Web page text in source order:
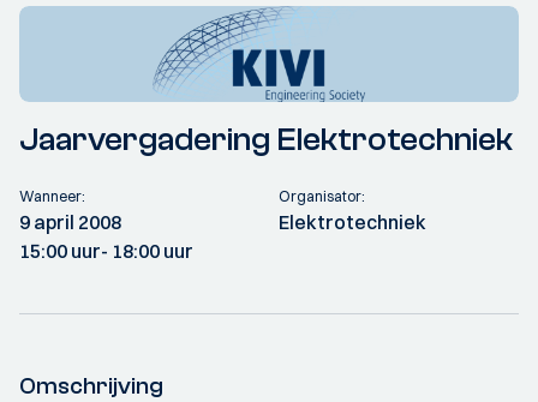
Jaarvergadering Elektrotechniek
Wanneer:
9 april 2008
15:00 uur- 18:00 uur
Organisator:
Elektrotechniek
Omschrijving